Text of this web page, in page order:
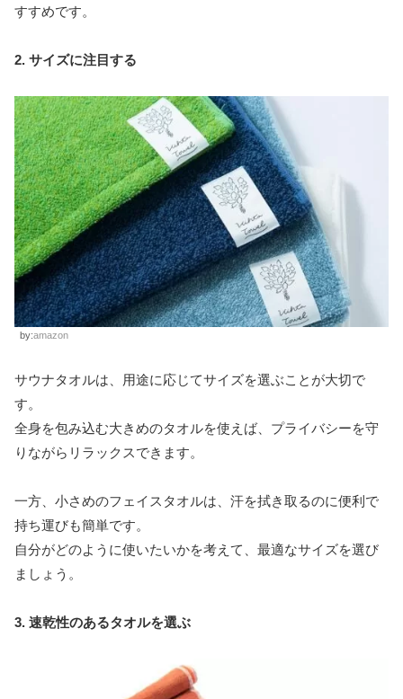
すすめです。
2. サイズに注目する
by:amazon
サウナタオルは、用途に応じてサイズを選ぶことが大切で
す。
全身を包み込む大きめのタオルを使えば、プライバシーを守
りながらリラックスできます。
一方、小さめのフェイスタオルは、汗を拭き取るのに便利で
持ち運びも簡単です。
自分がどのように使いたいかを考えて、最適なサイズを選び
ましょう。
3. 速乾性のあるタオルを選ぶ